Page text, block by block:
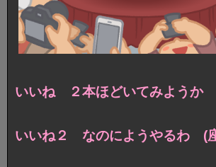
いいね ２本ほどいてみようか
いいね２ なのにようやるわ (